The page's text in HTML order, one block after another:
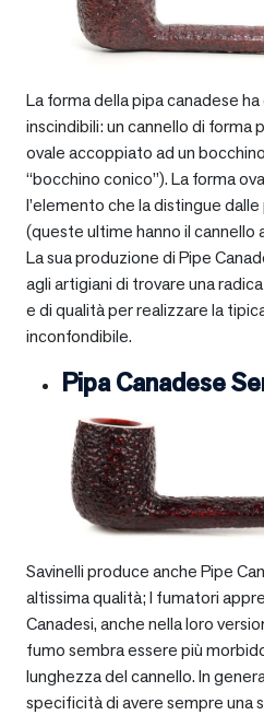
La forma della pipa canadese
inscindibili: un cannello di forma
ovale accoppiato ad un
“bocchino conico”). La forma
l’elemento che la distingue
(queste ultime hanno il cannello
La sua produzione di Pipe
agli artigiani di trovare una
e di qualità per realizzare la
inconfondibile.
Pipa Canadese
Savinelli produce anche Pipe
altissima qualità; I fumatori
Canadesi, anche nella loro
fumo sembra essere più
lunghezza del cannello. In
specificità di avere sempre una